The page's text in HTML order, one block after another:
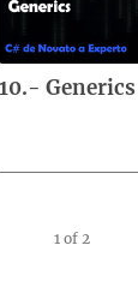
1 of 2